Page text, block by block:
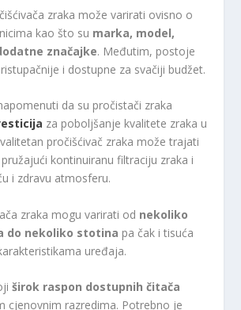
zraka može varirati ovisno o
kao što su marka, model,
značajke. Međutim, postoje
i dostupne za svačiji budžet.
da su pročistači zraka
za poboljšanje kvalitete zraka u
pročišćivač zraka može trajati
kontinuiranu filtraciju zraka i
i zdravu atmosferu.
zraka mogu varirati od nekoliko
do nekoliko stotina pa čak i tisuća
uređaja.
širok raspon dostupnih čitača
cjenovnim razredima. Potrebno je